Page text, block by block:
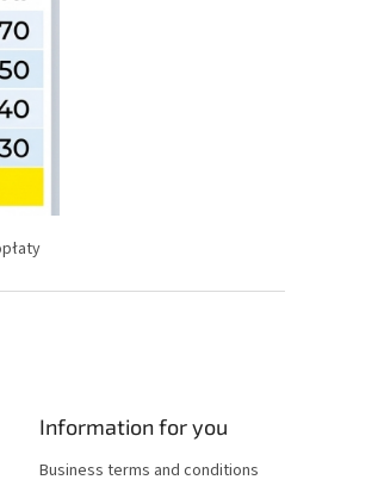
Information for you
Business terms and conditions